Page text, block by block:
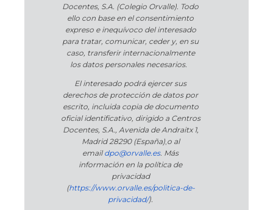
Docentes, S.A. (Colegio Orvalle). Todo
ello con base en el consentimiento
expreso e inequívoco del interesado
para tratar, comunicar, ceder y, en su
caso, transferir internacionalmente
los datos personales necesarios.
El interesado podrá ejercer sus
derechos de protección de datos por
escrito, incluida copia de documento
oficial identificativo, dirigido a Centros
Docentes, S.A., Avenida de Andraitx 1,
Madrid 28290 (España), o al
emaildpo@orvalle.es. Más
información en la política de
privacidad
(https://www.orvalle.es/politica-de-
privacidad/).